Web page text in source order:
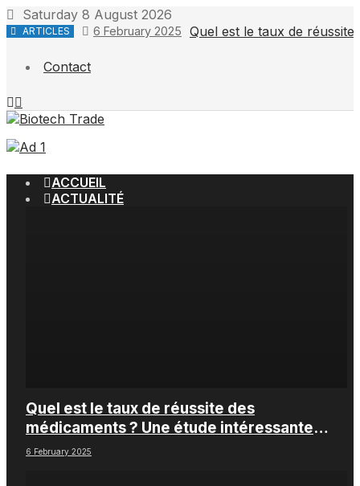
Skip
to
Saturday 8 August 2026
ARTICLES 6 February 2025 Quel est le taux de
Contact
ACCUEIL
ACTUALITÉ
Quel est le taux de réussite des
médicaments ? Une étude intéressante
chez les Big Pharmas
6 February 2025